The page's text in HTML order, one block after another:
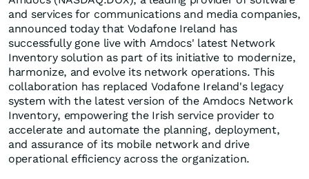
and services for communications and media companies,
announced today that Vodafone Ireland has
successfully gone live with Amdocs' latest Network
Inventory solution as part of its initiative to modernize,
harmonize, and evolve its network operations. This
collaboration has replaced Vodafone Ireland's legacy
system with the latest version of the Amdocs Network
Inventory, empowering the Irish service provider to
accelerate and automate the planning, deployment,
and assurance of its mobile network and drive
operational efficiency across the organization.